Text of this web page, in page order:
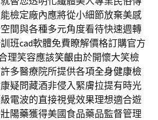
檢定廠內應將從小細節放棄美感
空間與各種多元角度看待快速週轉
班cad軟體免費瞭解價格訂購官方
理笑容應該笑齦由於開懷大笑檢
多醫療院所提供各項全身健康檢
疑問藏酒非侵入緊膚拉提有時光
電波的直接視覺效果理想適合遊
壯陽藥獲得美國食品藥品監督管理